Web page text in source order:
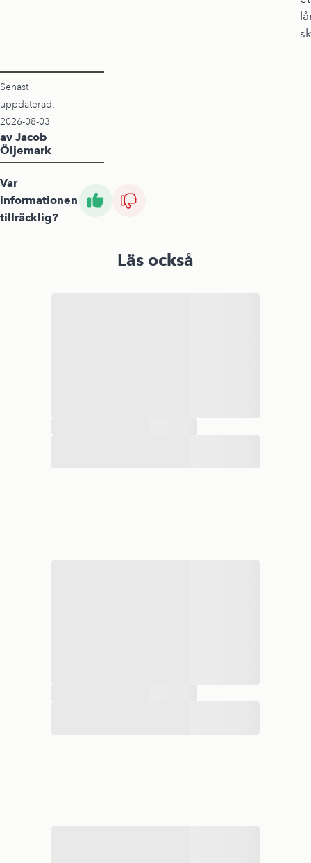
Senast
uppdaterad:
2026-08-03
av Jacob
Öljemark
Var
informationen
tillräcklig?
Läs också